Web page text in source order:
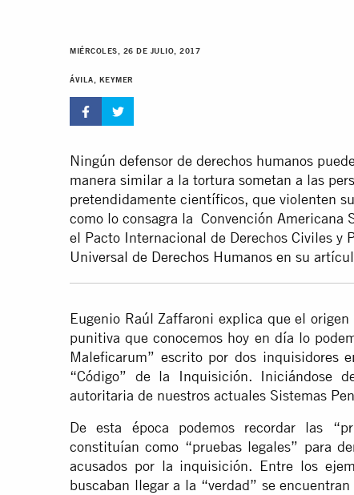
MIÉRCOLES, 26 DE JULIO, 2017
ÁVILA, KEYMER
Ningún defensor de derechos humanos
manera similar a la tortura sometan a las
pretendidamente científicos, que violenten
como lo consagra la Convención Americana
el Pacto Internacional de Derechos Civiles
Universal de Derechos Humanos en su
Eugenio Raúl Zaffaroni explica que el
punitiva que conocemos hoy en día lo
Maleficarum” escrito por dos inquisidores
“Código” de la Inquisición. Iniciándose
autoritaria de nuestros actuales Sistemas
De esta época podemos recordar las
constituían como “pruebas legales” para
acusados por la inquisición. Entre los
buscaban llegar a la “verdad” se